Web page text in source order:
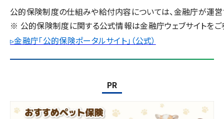
公的保険制度の仕組みや給付内容については、金融庁が運営
※ 公的保険制度に関する公式情報は金融庁ウェブサイトをご
▹金融庁「公的保険ポータルサイト」（公式）
PR